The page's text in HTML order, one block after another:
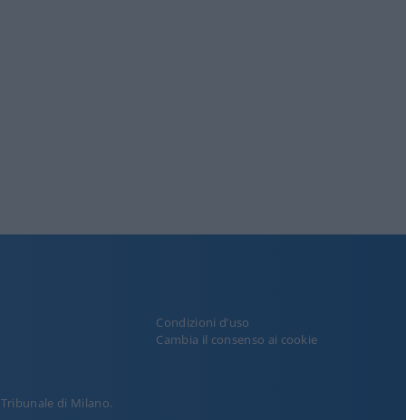
Condizioni d’uso
Cambia il consenso ai cookie
di Milano.